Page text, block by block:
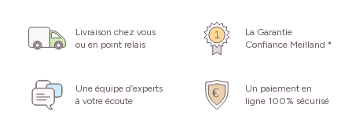
Livraison chez vous
ou en point relais
La Garantie
Confiance Meilland *
Une équipe d’experts
à votre écoute
Un paiement en
ligne 100% sécurisé